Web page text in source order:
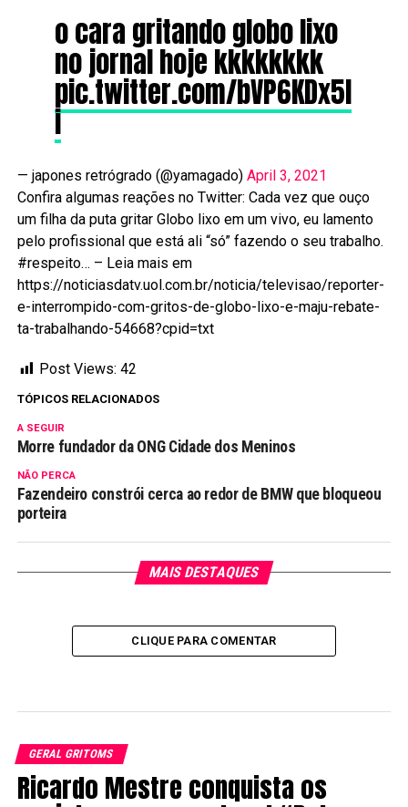
o cara gritando globo lixo
no jornal hoje kkkkkkkk
pic.twitter.com/bVP6KDx5I
i
— japones retrógrado (@yamagado) April 3, 2021
Confira algumas reações no Twitter: Cada vez que ouço
um filha da puta gritar Globo lixo em um vivo, eu lamento
pelo profissional que está ali “só” fazendo o seu trabalho.
#respeito… – Leia mais em
https://noticiasdatv.uol.com.br/noticia/televisao/reporter-
e-interrompido-com-gritos-de-globo-lixo-e-maju-rebate-
ta-trabalhando-54668?cpid=txt
Post Views: 42
TÓPICOS RELACIONADOS
A SEGUIR
Morre fundador da ONG Cidade dos Meninos
NÃO PERCA
Fazendeiro constrói cerca ao redor de BMW que bloqueou
porteira
MAIS DESTAQUES
CLIQUE PARA COMENTAR
GERAL GRITOMS
Ricardo Mestre conquista os